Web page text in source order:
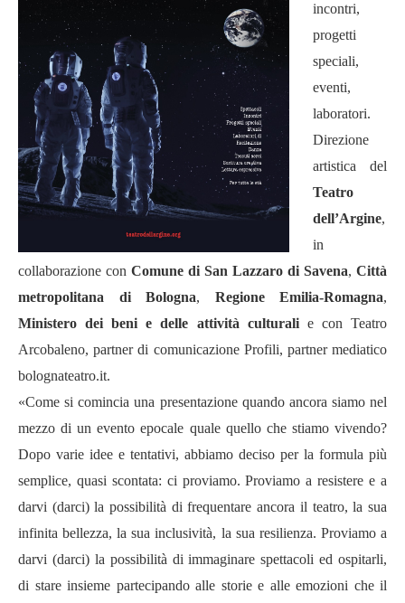
incontri,
progetti
speciali,
eventi,
laboratori.
Direzione
artistica del
Teatro
dell’Argine,
in
collaborazione con Comune di San Lazzaro di Savena, Città
metropolitana di Bologna, Regione Emilia-Romagna,
Ministero dei beni e delle attività culturalie con Teatro
Arcobaleno,partner di comunicazione Profili, partner mediatico
bolognateatro.it.
«Come si comincia una presentazione quando ancora siamo nel
mezzo di un evento epocale quale quello che stiamo vivendo?
Dopo varie idee e tentativi, abbiamo deciso per la formula più
semplice, quasi scontata: ci proviamo. Proviamo a resistere e a
darvi (darci) la possibilità di frequentare ancora il teatro, la sua
infinita bellezza, la sua inclusività, la sua resilienza. Proviamo a
darvi (darci) la possibilità di immaginare spettacoli ed ospitarli,
di stare insieme partecipando alle storie e alle emozioni che il